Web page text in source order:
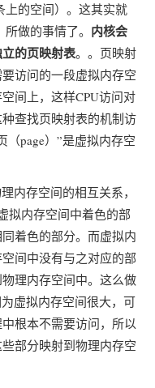
的空间）。这其实就
做的事情了。 内核会
的页映射表。。页映射
访问的一段虚拟内存空
间上，这样CPU访问对
查找页映射表的机制访
（page）”是虚拟内存空
存空间的相互关系，
拟内存空间中着色的部
着色的部分。而虚拟内
间中没有与之对应的部
理内存空间中。这么做
虚拟内存空间很大，可
根本不需要访问，所以
部分映射到物理内存空